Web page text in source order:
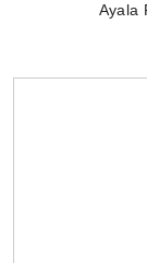
Ayala